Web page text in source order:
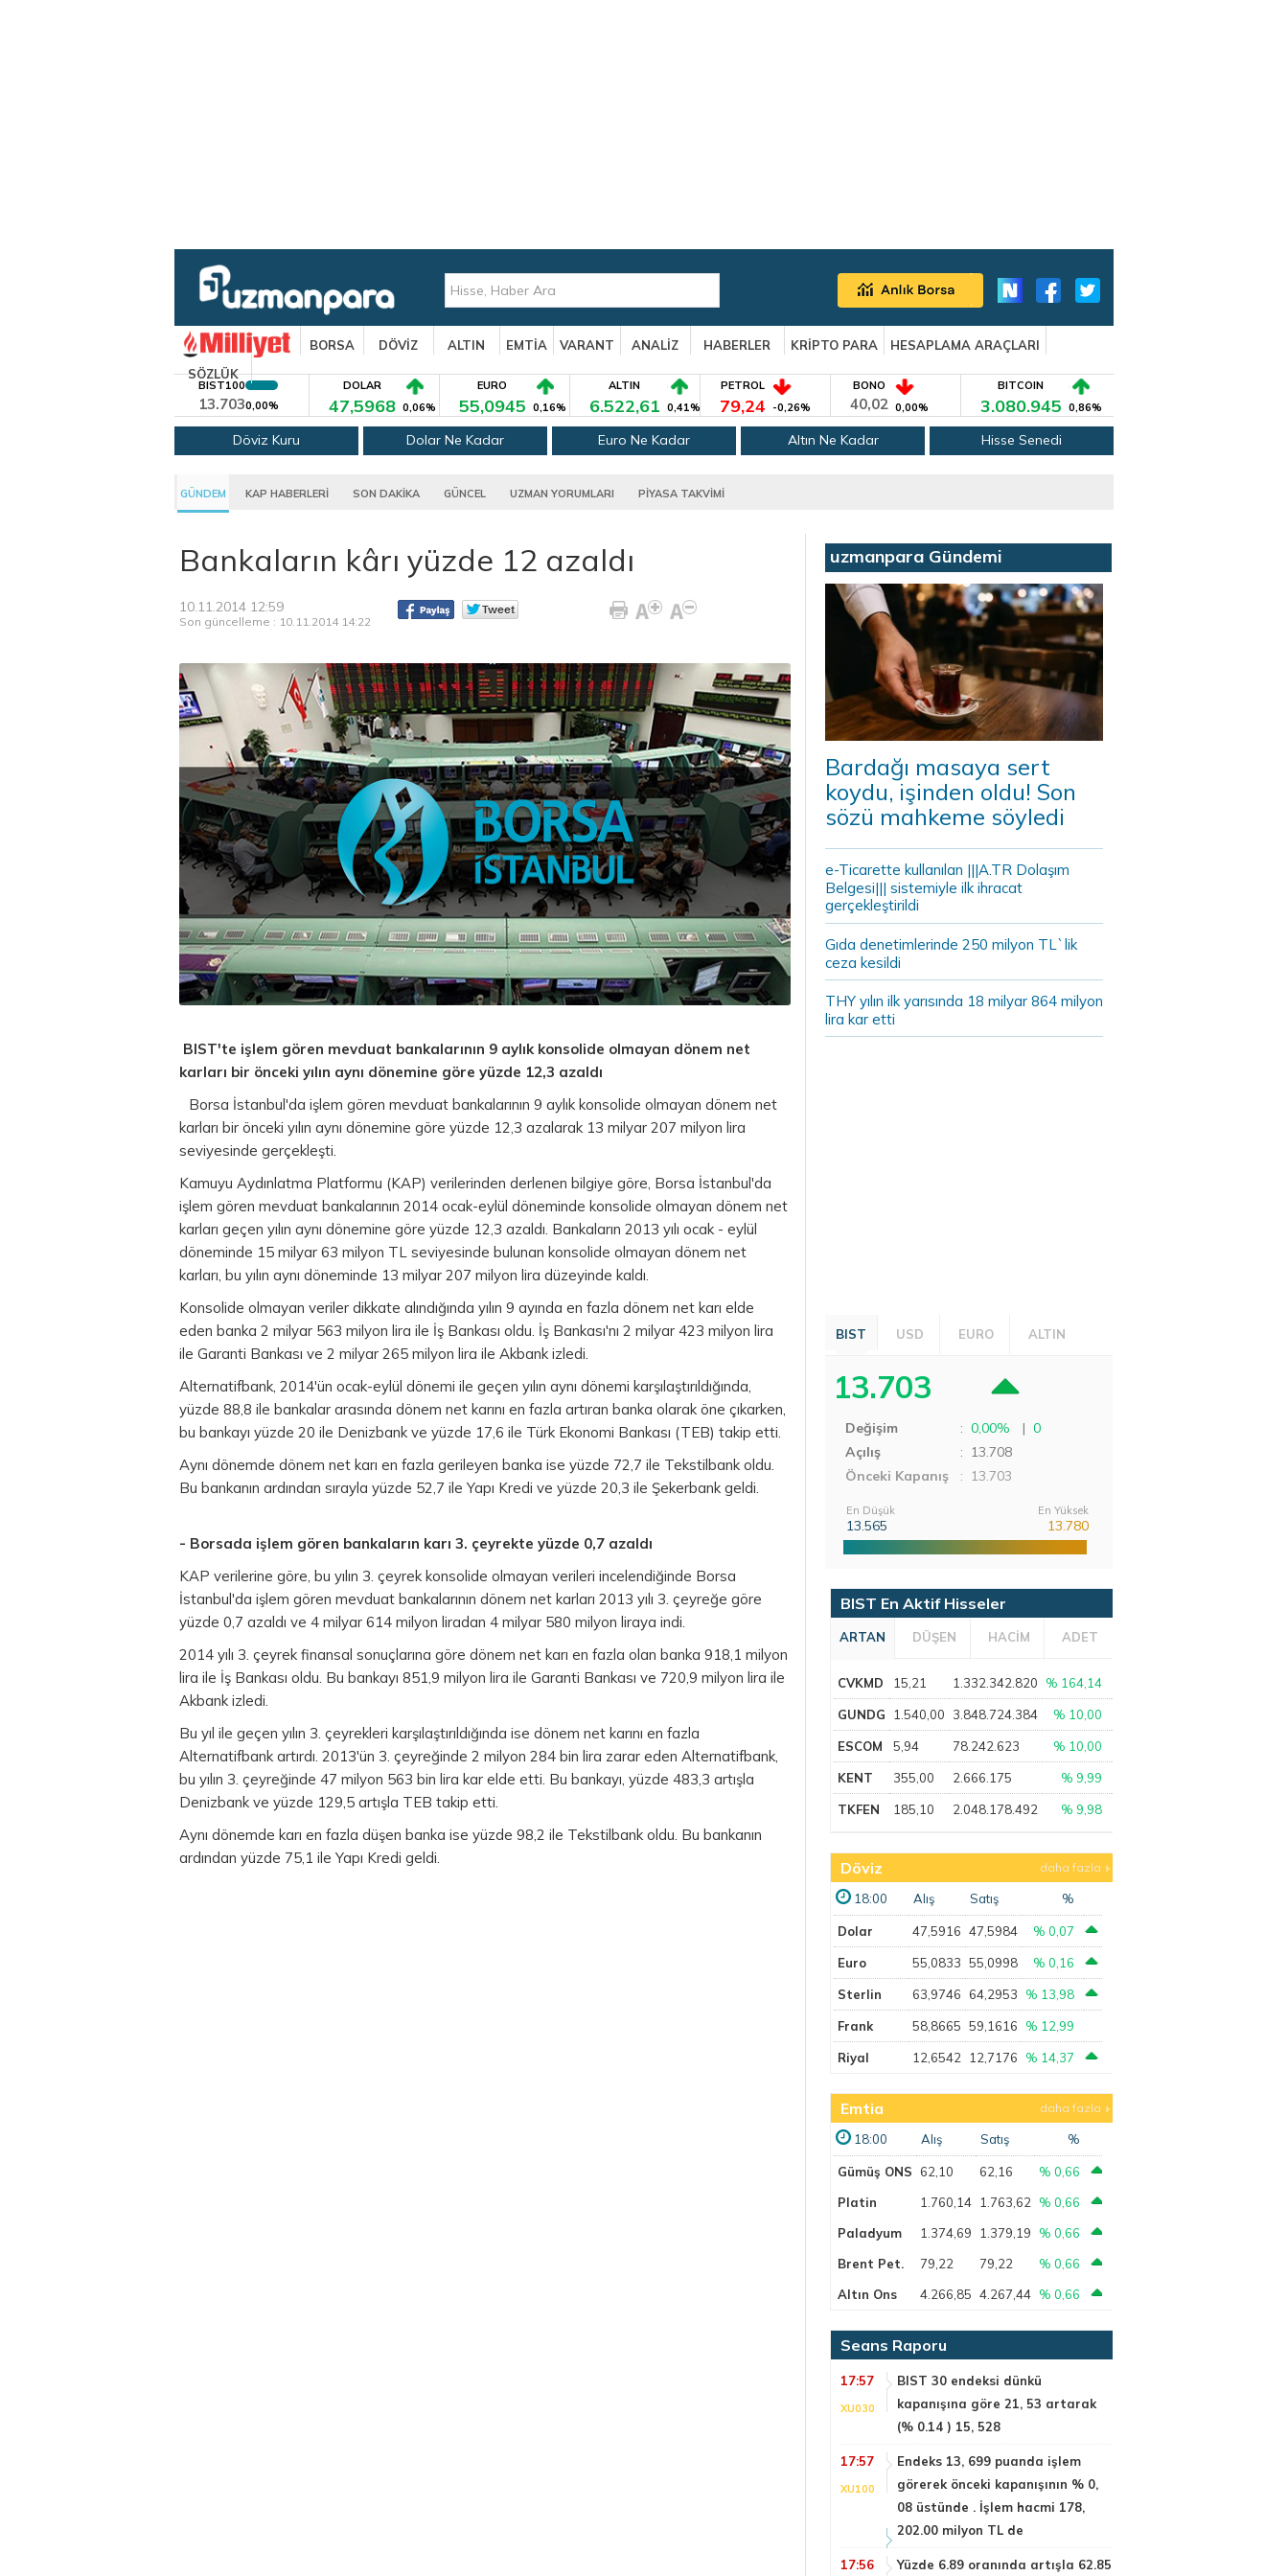
BORSA DÖVİZ ALTIN EMTİA VARANT ANALİZ HABERLER KRİPTO PARA
HESAPLAMA ARAÇLARI
SÖZLÜK
BIST100
13.7030,00%
DOLAR
47,5968 0,06%
EURO
55,0945 0,16%
ALTIN
6.522,61 0,41%
PETROL
79,24 -0,26%
BONO
40,02 0,00%
BITCOIN
3.080.945 0,86%
Döviz Kuru Dolar Ne Kadar Euro Ne Kadar Altın Ne Kadar Hisse Senedi
GÜNDEM KAP HABERLERİ SON DAKİKA GÜNCEL UZMAN YORUMLARI PİYASA TAKVİMİ
Bankaların kârı yüzde 12 azaldı
10.11.2014 12:59
Son güncelleme : 10.11.2014 14:22
BIST'te işlem gören mevduat bankalarının 9 aylık konsolide olmayan dönem net
karları bir önceki yılın aynı dönemine göre yüzde 12,3 azaldı
Borsa İstanbul'da işlem gören mevduat bankalarının 9 aylık konsolide olmayan dönem net
karları bir önceki yılın aynı dönemine göre yüzde 12,3 azalarak 13 milyar 207 milyon lira
seviyesinde gerçekleşti.
Kamuyu Aydınlatma Platformu (KAP) verilerinden derlenen bilgiye göre, Borsa İstanbul'da
işlem gören mevduat bankalarının 2014 ocak-eylül döneminde konsolide olmayan dönem net
karları geçen yılın aynı dönemine göre yüzde 12,3 azaldı. Bankaların 2013 yılı ocak - eylül
döneminde 15 milyar 63 milyon TL seviyesinde bulunan konsolide olmayan dönem net
karları, bu yılın aynı döneminde 13 milyar 207 milyon lira düzeyinde kaldı.
Konsolide olmayan veriler dikkate alındığında yılın 9 ayında en fazla dönem net karı elde
eden banka 2 milyar 563 milyon lira ile İş Bankası oldu. İş Bankası'nı 2 milyar 423 milyon lira
ile Garanti Bankası ve 2 milyar 265 milyon lira ile Akbank izledi.
Alternatifbank, 2014'ün ocak-eylül dönemi ile geçen yılın aynı dönemi karşılaştırıldığında,
yüzde 88,8 ile bankalar arasında dönem net karını en fazla artıran banka olarak öne çıkarken,
bu bankayı yüzde 20 ile Denizbank ve yüzde 17,6 ile Türk Ekonomi Bankası (TEB) takip etti.
Aynı dönemde dönem net karı en fazla gerileyen banka ise yüzde 72,7 ile Tekstilbank oldu.
Bu bankanın ardından sırayla yüzde 52,7 ile Yapı Kredi ve yüzde 20,3 ile Şekerbank geldi.
- Borsada işlem gören bankaların karı 3. çeyrekte yüzde 0,7 azaldı
KAP verilerine göre, bu yılın 3. çeyrek konsolide olmayan verileri incelendiğinde Borsa
İstanbul'da işlem gören mevduat bankalarının dönem net karları 2013 yılı 3. çeyreğe göre
yüzde 0,7 azaldı ve 4 milyar 614 milyon liradan 4 milyar 580 milyon liraya indi.
2014 yılı 3. çeyrek finansal sonuçlarına göre dönem net karı en fazla olan banka 918,1 milyon
lira ile İş Bankası oldu. Bu bankayı 851,9 milyon lira ile Garanti Bankası ve 720,9 milyon lira ile
Akbank izledi.
Bu yıl ile geçen yılın 3. çeyrekleri karşılaştırıldığında ise dönem net karını en fazla
Alternatifbank artırdı. 2013'ün 3. çeyreğinde 2 milyon 284 bin lira zarar eden Alternatifbank,
bu yılın 3. çeyreğinde 47 milyon 563 bin lira kar elde etti. Bu bankayı, yüzde 483,3 artışla
Denizbank ve yüzde 129,5 artışla TEB takip etti.
Aynı dönemde karı en fazla düşen banka ise yüzde 98,2 ile Tekstilbank oldu. Bu bankanın
ardından yüzde 75,1 ile Yapı Kredi geldi.
uzmanpara Gündemi
Bardağı masaya sert
koydu, işinden oldu! Son
sözü mahkeme söyledi
e-Ticarette kullanılan |||A.TR Dolaşım
Belgesi||| sistemiyle ilk ihracat
gerçekleştirildi
Gıda denetimlerinde 250 milyon TL`lik
ceza kesildi
THY yılın ilk yarısında 18 milyar 864 milyon
lira kar etti
BIST USD EURO ALTIN
13.703
Değişim : 0,00% | 0
Açılış
: 13.708
Önceki Kapanış
: 13.703
En Düşük
13.565
En Yüksek
13.780
BIST En Aktif Hisseler
ARTAN DÜŞEN HACİM ADET
CVKMD 15,21 1.332.342.820 % 164,14
GUNDG 1.540,00 3.848.724.384 % 10,00
ESCOM 5,94 78.242.623 % 10,00
KENT 355,00 2.666.175 % 9,99
TKFEN 185,10 2.048.178.492 % 9,98
Döviz daha fazla
18:00 Alış Satış %
Dolar 47,5916 47,5984 % 0,07
Euro 55,0833 55,0998 % 0,16
Sterlin 63,9746 64,2953 % 13,98
Frank 58,8665 59,1616 % 12,99
Riyal 12,6542 12,7176 % 14,37
Emtia daha fazla
18:00 Alış Satış %
Gümüş ONS 62,10 62,16
% 0,66
Platin
1.760,14 1.763,62
% 0,66
Paladyum
1.374,69 1.379,19
% 0,66
Brent Pet.
79,22 79,22
% 0,66
Altın Ons
4.266,85 4.267,44 % 0,66
Seans Raporu
17:57
XU030
BIST 30 endeksi dünkü
kapanışına göre 21, 53 artarak
(% 0.14 ) 15, 528
17:57
XU100
Endeks 13, 699 puanda işlem
görerek önceki kapanışının % 0,
08 üstünde . İşlem hacmi 178,
202.00 milyon TL de
17:56
Yüzde 6.89 oranında artışla 62.85